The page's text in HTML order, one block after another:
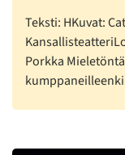
Teksti: HKuvat:
Porkka